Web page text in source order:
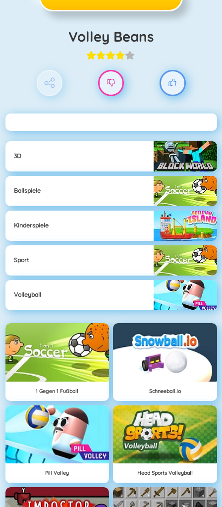
Volley Beans
3D
Ballspiele
Kinderspiele
Sport
Volleyball
1 Gegen 1 Fußball Schneeball.io
Pill Volley Head Sports Volleyball